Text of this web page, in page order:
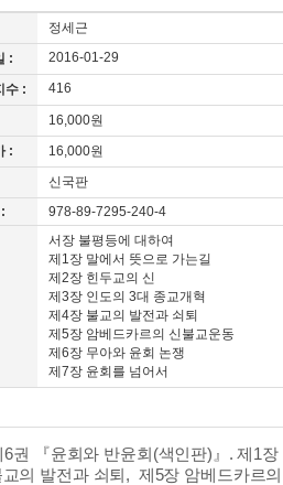
정세근
:
2016-01-29
수 : 416
16,000원
:
16,000원
신국판
978-89-7295-240-4
서장 불평등에 대하여
제1장 말에서 뜻으로 가는길
제2장 힌두교의 신
제3장 인도의 3대 종교개혁
제4장 불교의 발전과 쇠퇴
제5장 암베드카르의 신불교운동
제6장 무아와 윤회 논쟁
제7장 윤회를 넘어서
6권 『윤회와 반윤회(색인판)』. 제1
의 발전과 쇠퇴, 제5장 암베드카르